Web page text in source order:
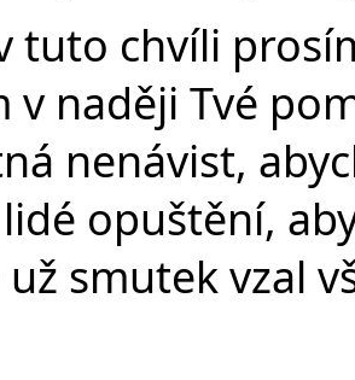
tuto chvíli
v naději Tvé
nenávist,
opuštění,
smutek vzal